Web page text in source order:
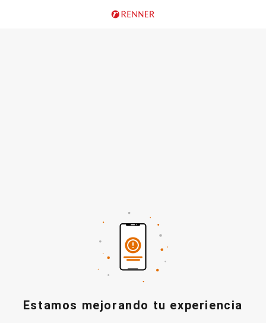
Estamos mejorando tu experiencia